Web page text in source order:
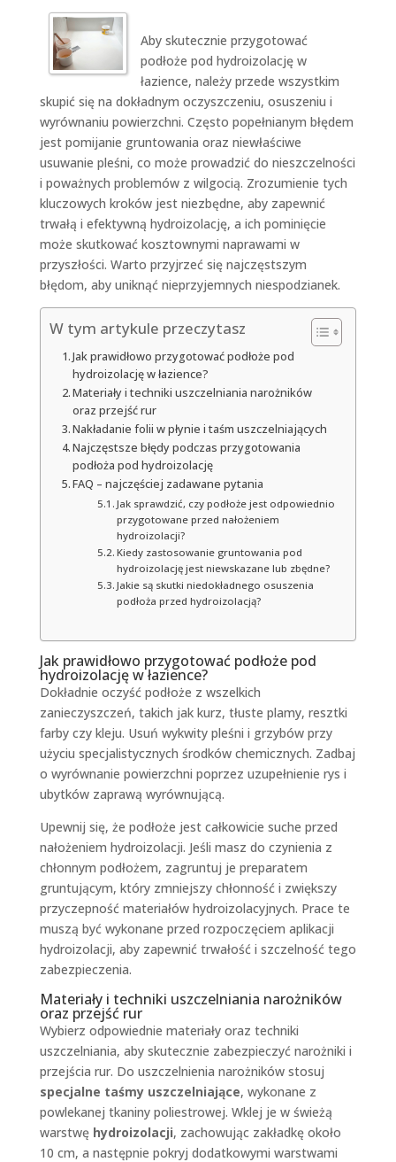
Aby skutecznie przygotować
podłoże pod hydroizolację w
łazience, należy przede wszystkim
skupić się na dokładnym oczyszczeniu, osuszeniu i
wyrównaniu powierzchni. Często popełnianym błędem
jest pomijanie gruntowania oraz niewłaściwe
usuwanie pleśni, co może prowadzić do nieszczelności
i poważnych problemów z wilgocią. Zrozumienie tych
kluczowych kroków jest niezbędne, aby zapewnić
trwałą i efektywną hydroizolację, a ich pominięcie
może skutkować kosztownymi naprawami w
przyszłości. Warto przyjrzeć się najczęstszym
błędom, aby uniknąć nieprzyjemnych niespodzianek.
W tym artykule przeczytasz
Jak prawidłowo przygotować podłoże pod
hydroizolację w łazience?
Materiały i techniki uszczelniania narożników
oraz przejść rur
Nakładanie folii w płynie i taśm uszczelniających
Najczęstsze błędy podczas przygotowania
podłoża pod hydroizolację
FAQ – najczęściej zadawane pytania
Jak sprawdzić, czy podłoże jest odpowiednio
przygotowane przed nałożeniem
hydroizolacji?
Kiedy zastosowanie gruntowania pod
hydroizolację jest niewskazane lub zbędne?
Jakie są skutki niedokładnego osuszenia
podłoża przed hydroizolacją?
Jak prawidłowo przygotować podłoże pod
hydroizolację w łazience?
Dokładnie oczyść podłoże z wszelkich
zanieczyszczeń, takich jak kurz, tłuste plamy, resztki
farby czy kleju. Usuń wykwity pleśni i grzybów przy
użyciu specjalistycznych środków chemicznych. Zadbaj
o wyrównanie powierzchni poprzez uzupełnienie rys i
ubytków zaprawą wyrównującą.
Upewnij się, że podłoże jest całkowicie suche przed
nałożeniem hydroizolacji. Jeśli masz do czynienia z
chłonnym podłożem, zagruntuj je preparatem
gruntującym, który zmniejszy chłonność i zwiększy
przyczepność materiałów hydroizolacyjnych. Prace te
muszą być wykonane przed rozpoczęciem aplikacji
hydroizolacji, aby zapewnić trwałość i szczelność tego
zabezpieczenia.
Materiały i techniki uszczelniania narożników
oraz przejść rur
Wybierz odpowiednie materiały oraz techniki
uszczelniania, aby skutecznie zabezpieczyć narożniki i
przejścia rur. Do uszczelnienia narożników stosuj
specjalne taśmy uszczelniające, wykonane z
powlekanej tkaniny poliestrowej. Wklej je w świeżą
warstwę hydroizolacji, zachowując zakładkę około
10 cm, a następnie pokryj dodatkowymi warstwami